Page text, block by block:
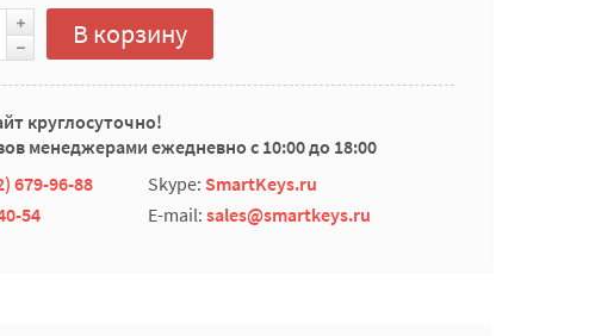
В корзину
круглосуточно!
менеджерами ежедневно с 10:00 до 18:00
679-96-88 Skype: SmartKeys.ru
54 E-mail: sales@smartkeys.ru